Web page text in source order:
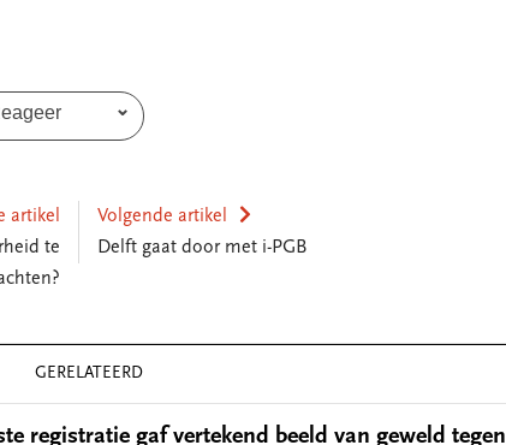
artikel
te
Volgende artikel
Delft gaat door met i-PGB
GERELATEERD
registratie gaf vertekend beeld van geweld tegen